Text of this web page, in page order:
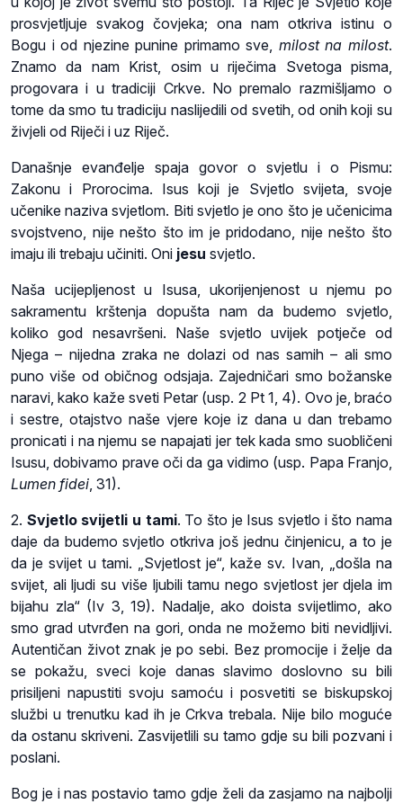
prosvjetljuje svakog čovjeka; ona nam otkriva istinu o
Bogu i od njezine punine primamo sve, milost na milost.
Znamo da nam Krist, osim u riječima Svetoga pisma,
progovara i u tradiciji Crkve. No premalo razmišljamo o
tome da smo tu tradiciju naslijedili od svetih, od onih koji su
živjeli od Riječi i uz Riječ.
Današnje evanđelje spaja govor o svjetlu i o Pismu:
Zakonu i Prorocima. Isus koji je Svjetlo svijeta, svoje
učenike naziva svjetlom. Biti svjetlo je ono što je učenicima
svojstveno, nije nešto što im je pridodano, nije nešto što
imaju ili trebaju učiniti. Oni jesu svjetlo.
Naša ucijepljenost u Isusa, ukorijenjenost u njemu po
sakramentu krštenja dopušta nam da budemo svjetlo,
koliko god nesavršeni. Naše svjetlo uvijek potječe od
Njega – nijedna zraka ne dolazi od nas samih – ali smo
puno više od običnog odsjaja. Zajedničari smo božanske
naravi, kako kaže sveti Petar (usp. 2 Pt 1, 4). Ovo je, braćo
i sestre, otajstvo naše vjere koje iz dana u dan trebamo
pronicati i na njemu se napajati jer tek kada smo suobličeni
Isusu, dobivamo prave oči da ga vidimo (usp. Papa Franjo,
Lumen fidei, 31).
2. Svjetlo svijetli u tami. To što je Isus svjetlo i što nama
daje da budemo svjetlo otkriva još jednu činjenicu, a to je
da je svijet u tami. „Svjetlost je“, kaže sv. Ivan, „došla na
svijet, ali ljudi su više ljubili tamu nego svjetlost jer djela im
bijahu zla“ (Iv 3, 19). Nadalje, ako doista svijetlimo, ako
smo grad utvrđen na gori, onda ne možemo biti nevidljivi.
Autentičan život znak je po sebi. Bez promocije i želje da
se pokažu, sveci koje danas slavimo doslovno su bili
prisiljeni napustiti svoju samoću i posvetiti se biskupskoj
službi u trenutku kad ih je Crkva trebala. Nije bilo moguće
da ostanu skriveni. Zasvijetlili su tamo gdje su bili pozvani i
poslani.
Bog je i nas postavio tamo gdje želi da zasjamo na najbolji